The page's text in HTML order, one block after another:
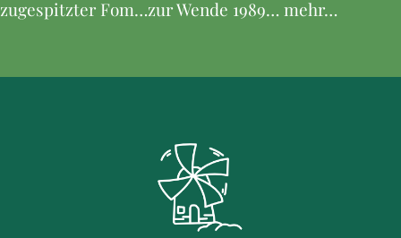
zugespitzter Fom…zur Wende 1989… mehr…